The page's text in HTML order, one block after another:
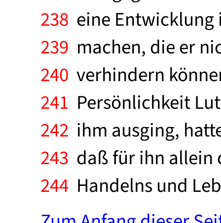
238 eine
239 machen, die er
240 verhindern
241 Persönlichkeit
242 ihm ausging,
243 daß für ihn allein
244 Handelns und